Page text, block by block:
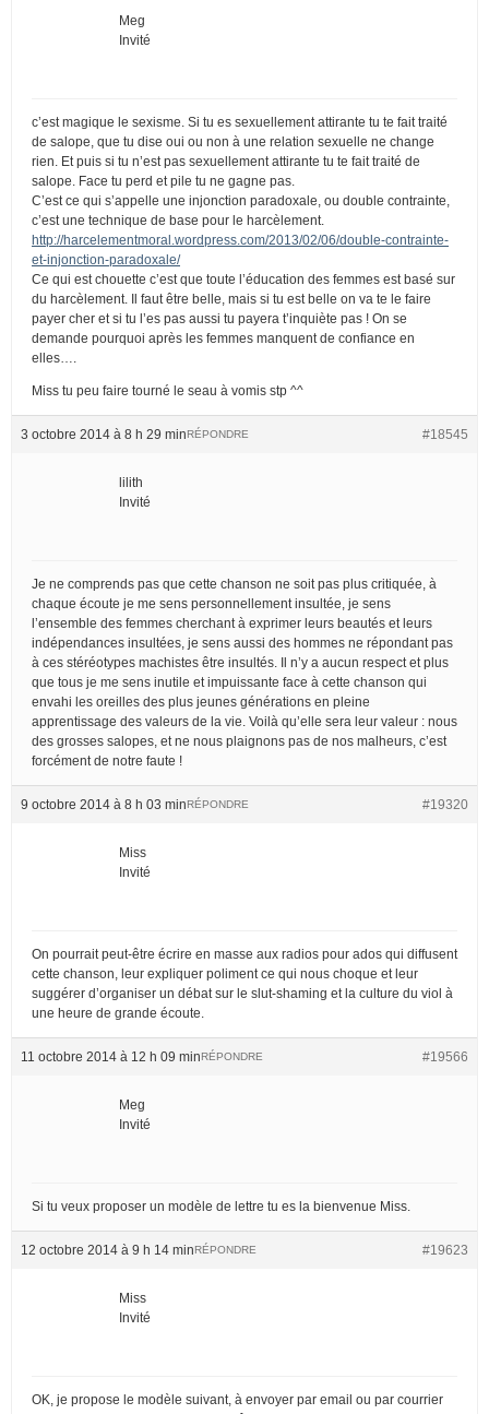
Meg
Invité
c’est magique le sexisme. Si tu es sexuellement attirante tu te fait traité
de salope, que tu dise oui ou non à une relation sexuelle ne change
rien. Et puis si tu n’est pas sexuellement attirante tu te fait traité de
salope. Face tu perd et pile tu ne gagne pas.
C’est ce qui s’appelle une injonction paradoxale, ou double contrainte,
c’est une technique de base pour le harcèlement.
http://harcelementmoral.wordpress.com/2013/02/06/double-contrainte-
et-injonction-paradoxale/
Ce qui est chouette c’est que toute l’éducation des femmes est basé sur
du harcèlement. Il faut être belle, mais si tu est belle on va te le faire
payer cher et si tu l’es pas aussi tu payera t’inquiète pas ! On se
demande pourquoi après les femmes manquent de confiance en
elles….
Miss tu peu faire tourné le seau à vomis stp ^^
3 octobre 2014 à 8 h 29 min #18545
RÉPONDRE
lilith
Invité
Je ne comprends pas que cette chanson ne soit pas plus critiquée, à
chaque écoute je me sens personnellement insultée, je sens
l’ensemble des femmes cherchant à exprimer leurs beautés et leurs
indépendances insultées, je sens aussi des hommes ne répondant pas
à ces stéréotypes machistes être insultés. Il n’y a aucun respect et plus
que tous je me sens inutile et impuissante face à cette chanson qui
envahi les oreilles des plus jeunes générations en pleine
apprentissage des valeurs de la vie. Voilà qu’elle sera leur valeur : nous
des grosses salopes, et ne nous plaignons pas de nos malheurs, c’est
forcément de notre faute !
9 octobre 2014 à 8 h 03 min #19320
RÉPONDRE
Miss
Invité
On pourrait peut-être écrire en masse aux radios pour ados qui diffusent
cette chanson, leur expliquer poliment ce qui nous choque et leur
suggérer d’organiser un débat sur le slut-shaming et la culture du viol à
une heure de grande écoute.
11 octobre 2014 à 12 h 09 min #19566
RÉPONDRE
Meg
Invité
Si tu veux proposer un modèle de lettre tu es la bienvenue Miss.
12 octobre 2014 à 9 h 14 min #19623
RÉPONDRE
Miss
Invité
OK, je propose le modèle suivant, à envoyer par email ou par courrier